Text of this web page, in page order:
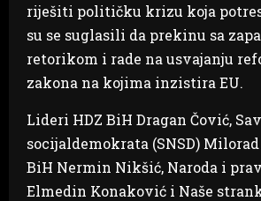
riješiti političku krizu koja
su se suglasili da prekinu sa
retorikom i rade na usvajanju
zakona na kojima inzistira EU.
Lideri HDZ BiH Dragan Čović,
socijaldemokrata (SNSD)
BiH Nermin Nikšić, Naroda i
Elmedin Konaković i Naše